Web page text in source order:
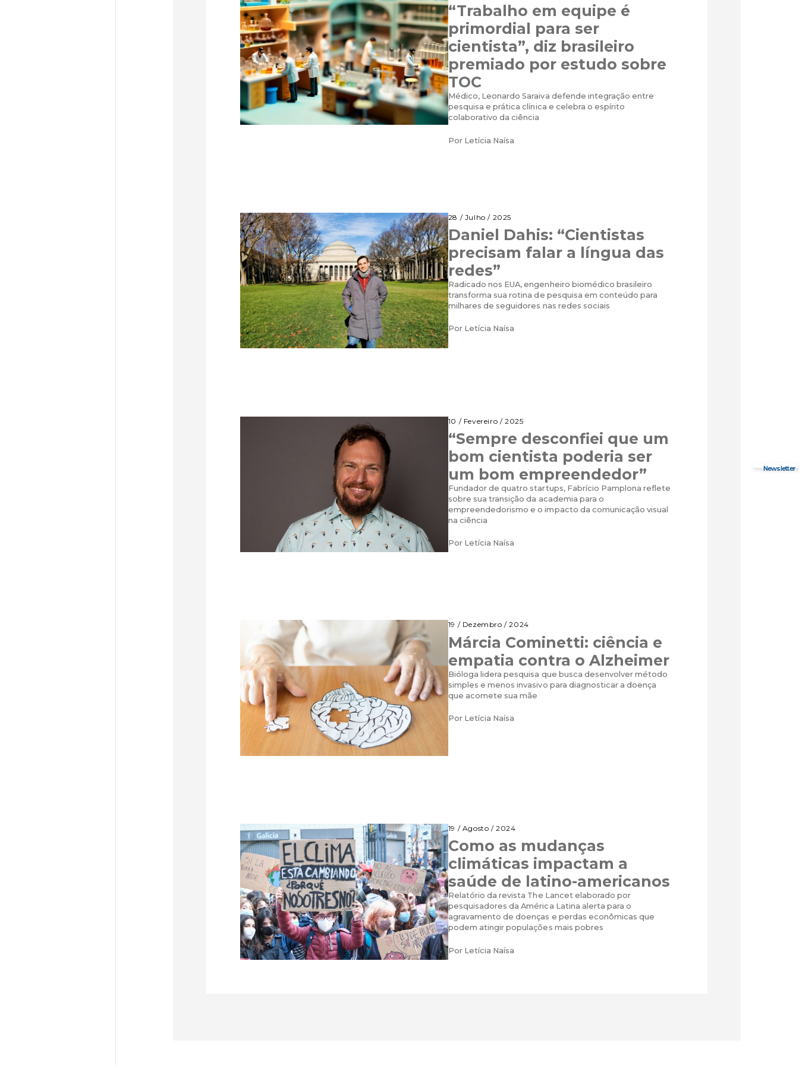
“Trabalho em equipe é
primordial para ser
cientista”, diz brasileiro
premiado por estudo sobre
TOC
Médico, Leonardo Saraiva defende integração entre
pesquisa e prática clínica e celebra o espírito
colaborativo da ciência
Por Letícia Naísa
28 / Julho / 2025
Daniel Dahis: “Cientistas
precisam falar a língua das
redes”
Radicado nos EUA, engenheiro biomédico brasileiro
transforma sua rotina de pesquisa em conteúdo para
milhares de seguidores nas redes sociais
Por Letícia Naísa
10 / Fevereiro / 2025
“Sempre desconfiei que um
bom cientista poderia ser
um bom empreendedor”
Fundador de quatro startups, Fabrício Pamplona reflete
sobre sua transição da academia para o
empreendedorismo e o impacto da comunicação visual
na ciência
Por Letícia Naísa
19 / Dezembro / 2024
Márcia Cominetti: ciência e
empatia contra o Alzheimer
Bióloga lidera pesquisa que busca desenvolver método
simples e menos invasivo para diagnosticar a doença
que acomete sua mãe
Por Letícia Naísa
19 / Agosto / 2024
Como as mudanças
climáticas impactam a
saúde de latino-americanos
Relatório da revista The Lancet elaborado por
pesquisadores da América Latina alerta para o
agravamento de doenças e perdas econômicas que
podem atingir populações mais pobres
Por Letícia Naísa